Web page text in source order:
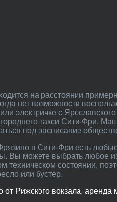
нет возможности
электричке с
такси Сити-Фри.
под расписание
Вы можете выбрать любое
техническом состоянии,
или бустер.
от Рижского вокзала, аренда